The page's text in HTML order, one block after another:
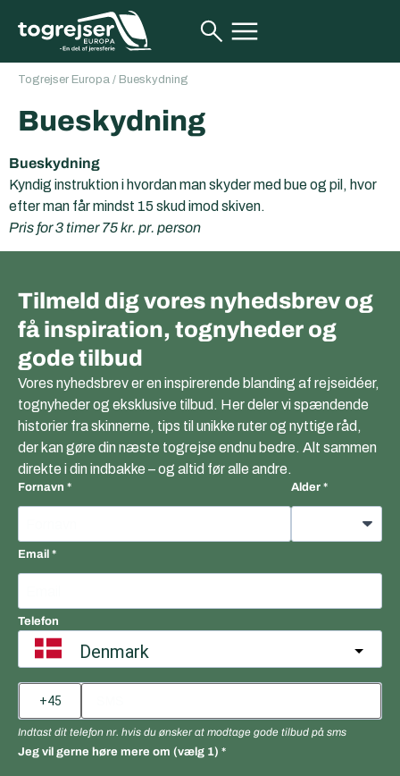
Togrejser Europa / Bueskydning
Bueskydning
Bueskydning
Kyndig instruktion i hvordan man skyder med bue og pil, hvor
efter man får mindst 15 skud imod skiven.
Pris for 3 timer 75 kr. pr. person
Tilmeld dig vores nyhedsbrev og
få inspiration, tognyheder og
gode tilbud
Vores nyhedsbrev er en inspirerende blanding af rejseidéer,
tognyheder og eksklusive tilbud. Her deler vi spændende
historier fra skinnerne, tips til unikke ruter og nyttige råd,
der kan gøre din næste togrejse endnu bedre. Alt sammen
direkte i din indbakke – og altid før alle andre.
Fornavn Alder
Email
Telefon
Denmark
Indtast dit telefon nr. hvis du ønsker at modtage gode tilbud på sms
Jeg vil gerne høre mere om (vælg 1)